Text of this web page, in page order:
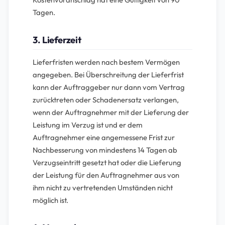
Tagen.
3. Lieferzeit
Lieferfristen werden nach bestem Vermögen
angegeben. Bei Überschreitung der Lieferfrist
kann der Auftraggeber nur dann vom Vertrag
zurücktreten oder Schadenersatz verlangen,
wenn der Auftragnehmer mit der Lieferung der
Leistung im Verzug ist und er dem
Auftragnehmer eine angemessene Frist zur
Nachbesserung von mindestens 14 Tagen ab
Verzugseintritt gesetzt hat oder die Lieferung
der Leistung für den Auftragnehmer aus von
ihm nicht zu vertretenden Umständen nicht
möglich ist.